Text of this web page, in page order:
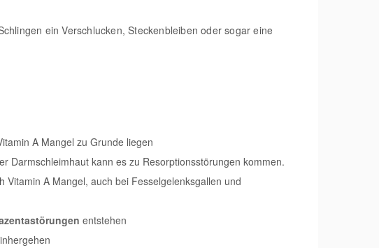
ein Verschlucken, Steckenbleiben oder sogar eine
A Mangel zu Grunde liegen
Darmschleimhaut kann es zu Resorptionsstörungen kommen.
A Mangel, auch bei Fesselgelenksgallen und
entstehen